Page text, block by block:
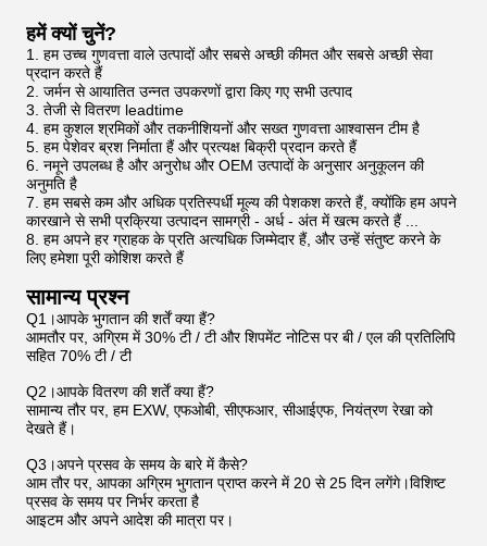
हमें क्यों चुनें?
1. हम उच्च गुणवत्ता वाले उत्पादों और सबसे अच्छी कीमत और सबसे अच्छी सेवा
प्रदान करते हैं
2. जर्मन से आयातित उन्नत उपकरणों द्वारा किए गए सभी उत्पाद
3. तेजी से वितरण leadtime
4. हम कुशल श्रमिकों और तकनीशियनों और सख्त गुणवत्ता आश्वासन टीम है
5. हम पेशेवर ब्रश निर्माता हैं और प्रत्यक्ष बिक्री प्रदान करते हैं
6. नमूने उपलब्ध है और अनुरोध और OEM उत्पादों के अनुसार अनुकूलन की
अनुमति है
7. हम सबसे कम और अधिक प्रतिस्पर्धी मूल्य की पेशकश करते हैं, क्योंकि हम अपने
कारखाने से सभी प्रक्रिया उत्पादन सामग्री - अर्ध - अंत में खत्म करते हैं ...
8. हम अपने हर ग्राहक के प्रति अत्यधिक जिम्मेदार हैं, और उन्हें संतुष्ट करने के
लिए हमेशा पूरी कोशिश करते हैं
सामान्य प्रश्न
Q1।आपके भुगतान की शर्तें क्या हैं?
आमतौर पर, अग्रिम में 30% टी / टी और शिपमेंट नोटिस पर बी / एल की प्रतिलिपि
सहित 70% टी / टी
Q2।आपके वितरण की शर्तें क्या हैं?
सामान्य तौर पर, हम EXW, एफओबी, सीएफआर, सीआईएफ, नियंत्रण रेखा को
देखते हैं।
Q3।अपने प्रसव के समय के बारे में कैसे?
आम तौर पर, आपका अग्रिम भुगतान प्राप्त करने में 20 से 25 दिन लगेंगे।विशिष्ट
प्रसव के समय पर निर्भर करता है
आइटम और अपने आदेश की मात्रा पर।